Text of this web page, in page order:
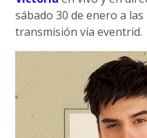
sábado 30 de enero a
transmisión vía eventrid.